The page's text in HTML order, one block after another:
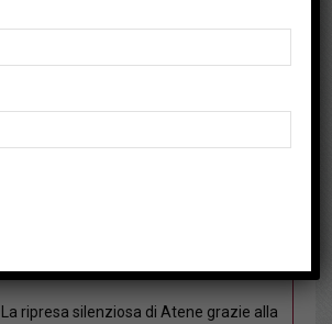
subito...
22 Luglio 2026
La ripresa silenziosa di Atene grazie alla